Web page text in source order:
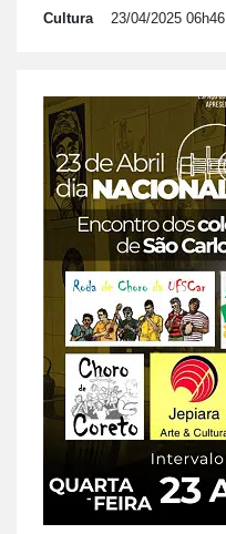
Cultura 23/04/2025 06h46